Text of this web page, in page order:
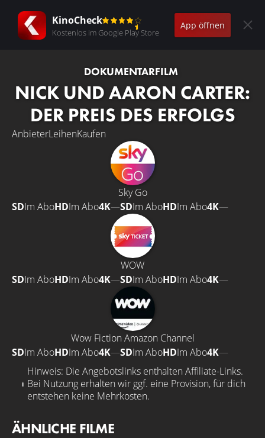
KinoCheck
Kostenlos im Google Play Store
App öffnen
DOKUMENTARFILM
NICK UND AARON CARTER:
DER PREIS DES ERFOLGS
AnbieterLeihenKaufen
Sky Go
SDIm AboHDIm Abo4K—SDIm AboHDIm Abo4K—
WOW
SDIm AboHDIm Abo4K—SDIm AboHDIm Abo4K—
Wow Fiction Amazon Channel
SDIm AboHDIm Abo4K—SDIm AboHDIm Abo4K—
Hinweis: Die Angebotslinks enthalten Affiliate-Links.
Bei Nutzung erhalten wir ggf. eine Provision, für dich
entstehen keine Mehrkosten.
ÄHNLICHE FILME